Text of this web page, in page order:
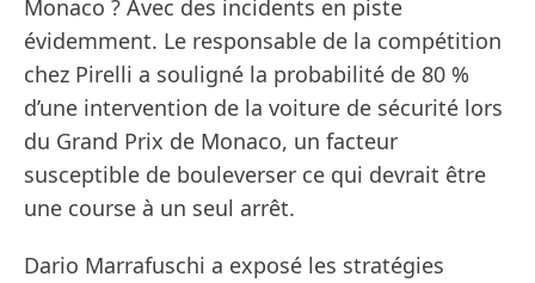
Monaco ? Avec des incidents en piste
évidemment. Le responsable de la compétition
chez Pirelli a souligné la probabilité de 80 %
d’une intervention de la voiture de sécurité lors
du Grand Prix de Monaco, un facteur
susceptible de bouleverser ce qui devrait être
une course à un seul arrêt.
Dario Marrafuschi a exposé les stratégies